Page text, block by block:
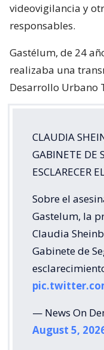
videovigilancia y
responsables.
Gastélum, de 24
realizaba una
Desarrollo Urbano
CLAUDIA
GABINETE DE
ESCLARECER
Sobre el
Gastelum, la
Claudia
Gabinete de
— News On
August 5,